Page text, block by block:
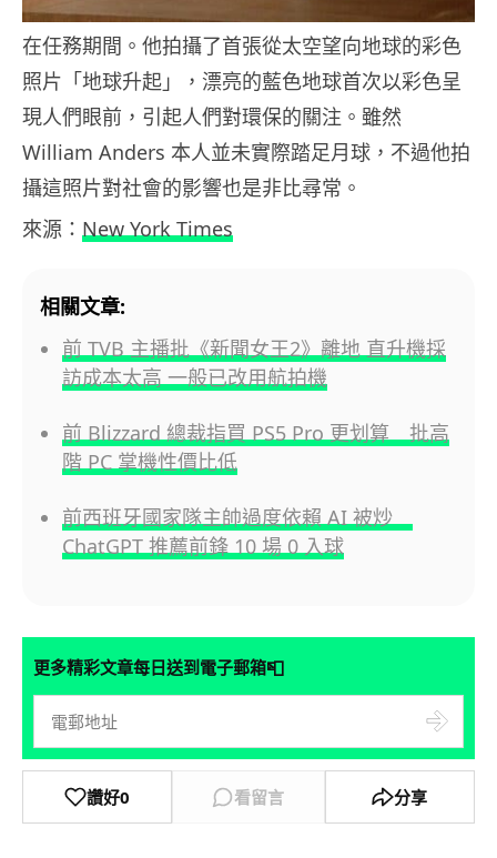
在任務期間。他拍攝了首張從太空望向地球的彩色
照片「地球升起」，漂亮的藍色地球首次以彩色呈
現人們眼前，引起人們對環保的關注。雖然
William Anders 本人並未實際踏足月球，不過他拍
攝這照片對社會的影響也是非比尋常。
來源： New York Times
相關文章:
前 TVB 主播批《新聞女王2》離地 直升機採
訪成本太高 一般已改用航拍機
前 Blizzard 總裁指買 PS5 Pro 更划算 批高
階 PC 掌機性價比低
前西班牙國家隊主帥過度依賴 AI 被炒
ChatGPT 推薦前鋒 10 場 0 入球
更多精彩文章每日送到電子郵箱📮
讚好0 看留言 分享